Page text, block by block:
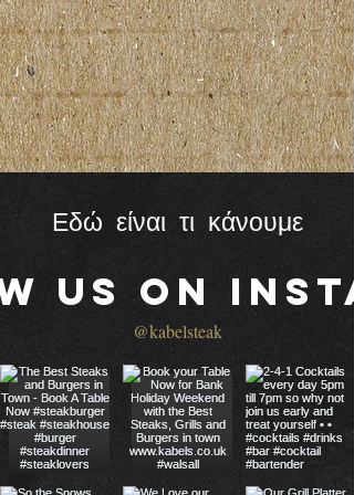
Εδώ είναι τι κάνουμε
us on
@kabelsteak